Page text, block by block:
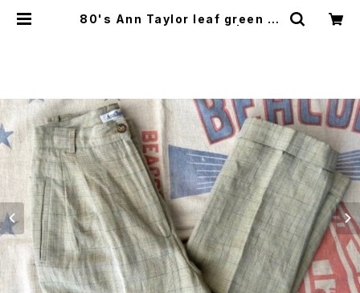
80's Ann Taylor leaf green pl